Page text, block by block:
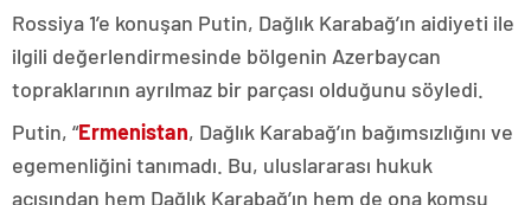
Rossiya 1’e konuşan Putin, Dağlık Karabağ’ın aidiyeti ile
ilgili değerlendirmesinde bölgenin Azerbaycan
topraklarının ayrılmaz bir parçası olduğunu söyledi.
Putin, “Ermenistan, Dağlık Karabağ’ın bağımsızlığını ve
egemenliğini tanımadı. Bu, uluslararası hukuk
açısından hem Dağlık Karabağ’ın hem de ona komşu